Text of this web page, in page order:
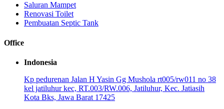
Saluran Mampet
Renovasi Toilet
Pembuatan Septic Tank
Office
Indonesia
Kp pedurenan Jalan H Yasin Gg Mushola rt005/rw011 no 38
kel jatiluhur kec, RT.003/RW.006, Jatiluhur, Kec. Jatiasih
Kota Bks, Jawa Barat 17425